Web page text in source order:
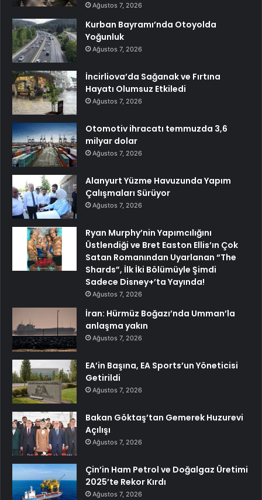
Ağustos 7, 2026
Kurban Bayramı’nda Otoyolda
Yoğunluk
Ağustos 7, 2026
İncirliova’da Sağanak ve Fırtına
Hayatı Olumsuz Etkiledi
Ağustos 7, 2026
Otomotiv ihracatı temmuzda 3,6
milyar dolar
Ağustos 7, 2026
Alanyurt Yüzme Havuzunda Yapım
Çalışmaları Sürüyor
Ağustos 7, 2026
Ryan Murphy’nin Yapımcılığını
Üstlendiği ve Bret Easton Ellis’ın Çok
Satan Romanından Uyarlanan “The
Shards”, İlk İki Bölümüyle Şimdi
Sadece Disney+’ta Yayında!
Ağustos 7, 2026
İran: Hürmüz Boğazı’nda Umman’la
anlaşma yakın
Ağustos 7, 2026
EA’in Başına, EA Sports’un Yöneticisi
Getirildi
Ağustos 7, 2026
Bakan Göktaş’tan Gemerek Huzurevi
Açılışı
Ağustos 7, 2026
Çin’in Ham Petrol ve Doğalgaz Üretimi
2025’te Rekor Kırdı
Ağustos 7, 2026